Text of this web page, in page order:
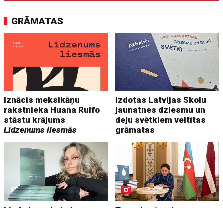
GRĀMATAS
Iznācis meksikāņu
rakstnieka Huana Rulfo
stāstu krājums
Līdzenums liesmās
Izdotas Latvijas Skolu
jaunatnes dziesmu un
deju svētkiem veltītas
grāmatas